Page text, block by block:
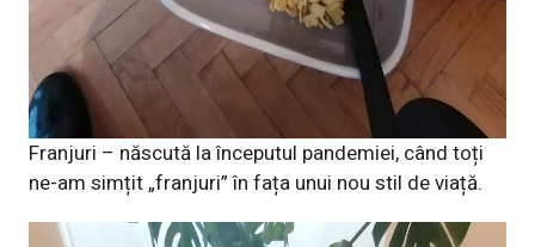
Franjuri – născută la începutul pandemiei, când toți
ne-am simțit „franjuri” în fața unui nou stil de viață.